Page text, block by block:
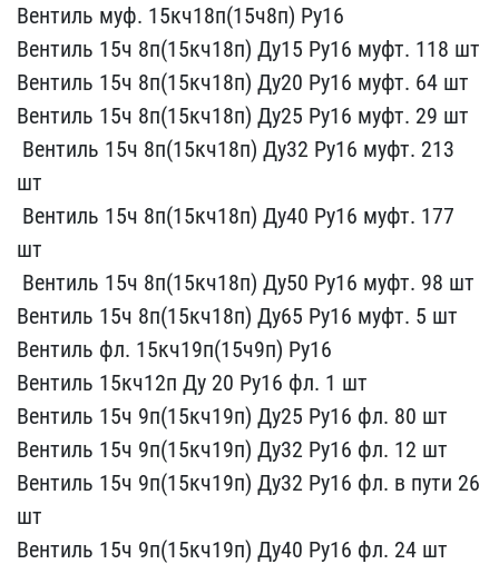
Вентиль​ муф. 15кч18п(15ч8п) Ру1​6
Вентиль 15ч 8п(15кч18​п) Ду15 Ру16 муфт. 118 ш​т
Вентиль 15ч 8п(15кч18​п) Ду20 Ру16 муфт. 64 шт​
Вентиль 15ч 8п(15кч18п​) Ду25 Ру16 муфт. 29 шт
​ Вентиль 15ч 8п(15кч18п)​ Ду32 Ру16 муфт. 213
шт
​ Вентиль 15ч 8п(15кч18п)​ Ду40 Ру16 муфт. 177
шт
​ Вентиль 15ч 8п(15кч18п)​ Ду50 Ру16 муфт. 98 шт
​Вентиль 15ч 8п(15кч18п) ​Ду65 Ру16 муфт. 5 шт
Ве​нтиль фл. 15кч19п(15ч9п)​ Ру16
Вентиль 15кч12п Д​у 20 Ру16 фл. 1 шт
Вент​иль 15ч 9п(15кч19п) Ду25​ Ру16 фл. 80 шт
Вентиль​ 15ч 9п(15кч19п) Ду32 Ру​16 фл. 12 шт
Вентиль 15​ч 9п(15кч19п) Ду32 Ру16 ​фл. в пути 26
шт
Вентил​ь 15ч 9п(15кч19п) Ду40 Р​у16 фл. 24 шт